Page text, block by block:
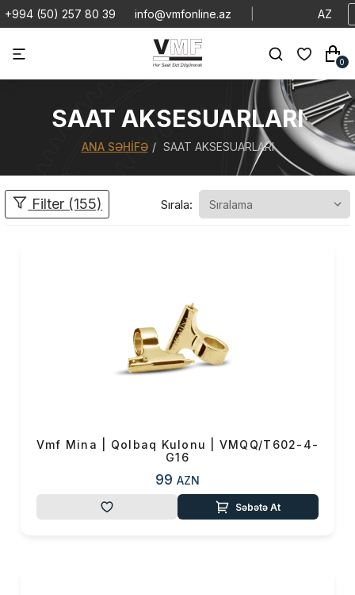
+994 (50) 257 80 39 info@vmfonline.az AZ
0
SAAT AKSESUARLARI
ANA SƏHIFƏ SAAT AKSESUARLARI
Filter (155) Sırala:
Vmf Mina | Qolbaq Kulonu | VMQQ/T602-4-
G16
99 AZN
Səbətə At